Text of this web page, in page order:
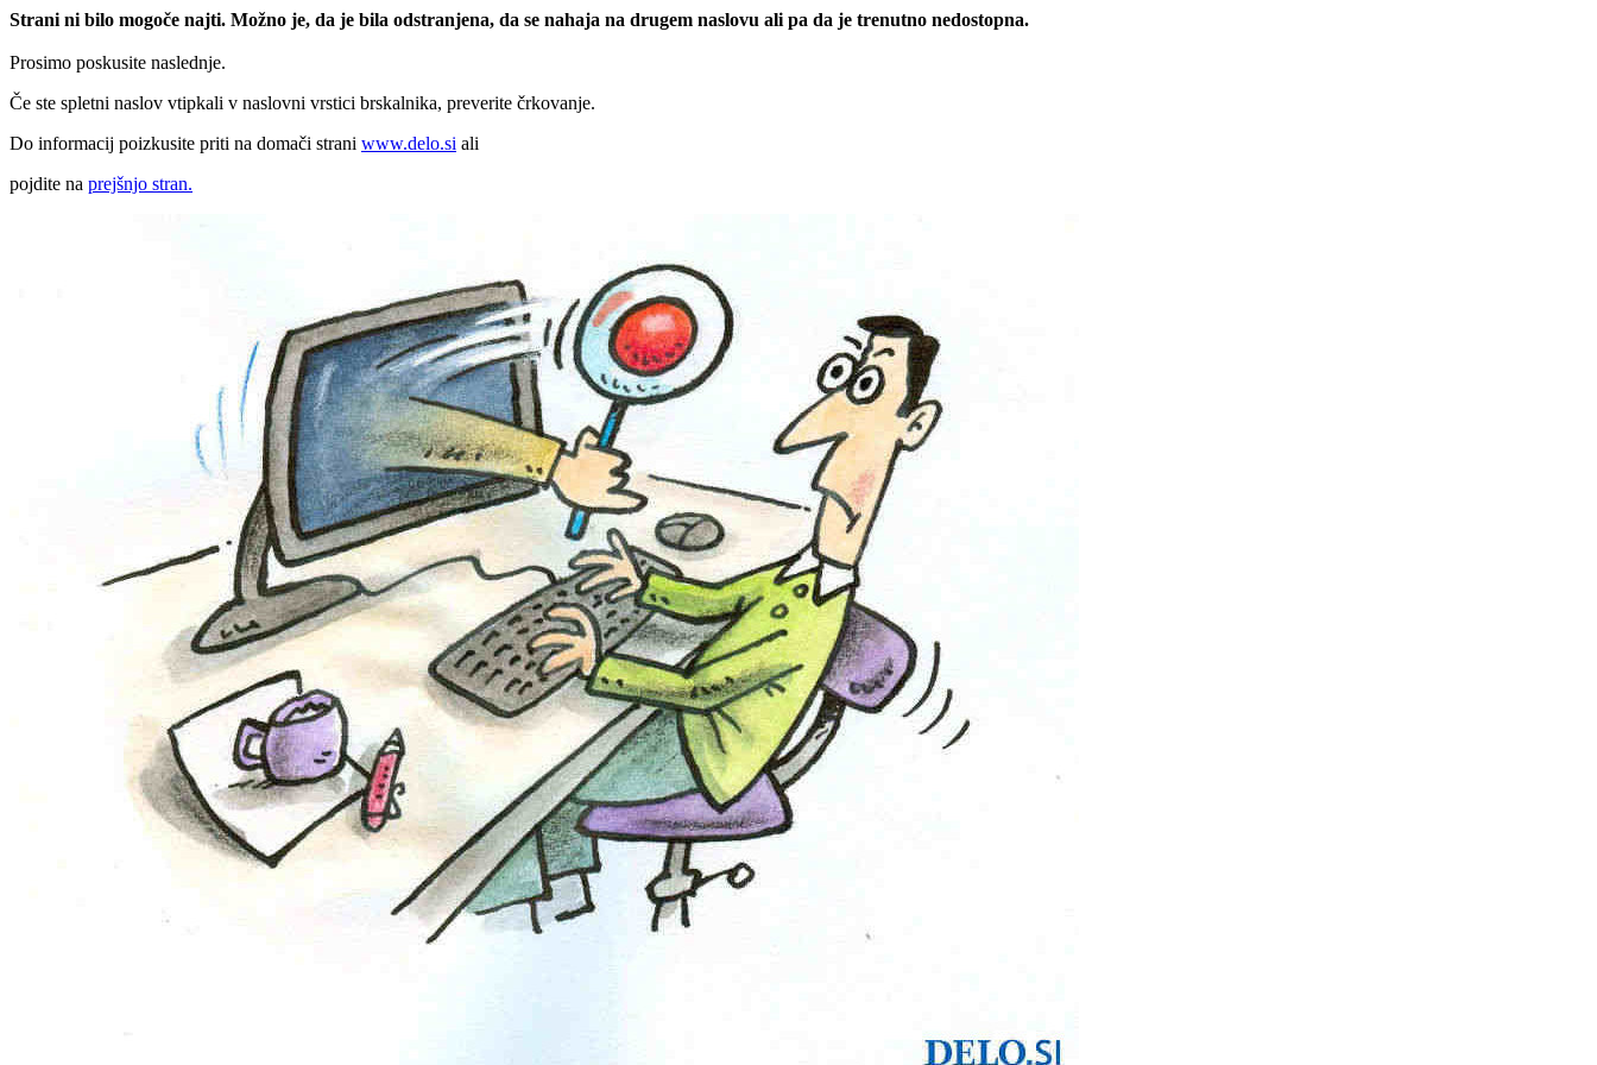
Strani ni bilo mogoče najti. Možno je, da je bila odstranjena, da se nahaja na drugem naslovu ali pa da je trenutno nedostopna.
Prosimo poskusite naslednje.
Če ste spletni naslov vtipkali v naslovni vrstici brskalnika, preverite črkovanje.
Do informacij poizkusite priti na domači strani www.delo.si ali
pojdite na prejšnjo stran.